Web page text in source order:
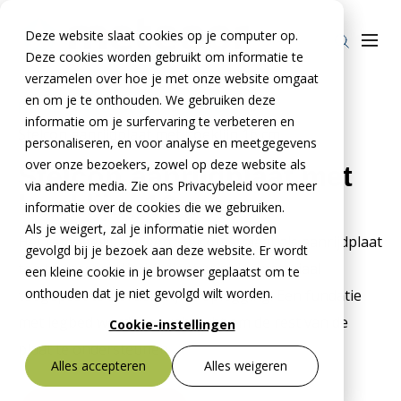
Deze website slaat cookies op je computer op.
Deze cookies worden gebruikt om informatie te
verzamelen over hoe je met onze website omgaat
en om je te onthouden. We gebruiken deze
informatie om je surfervaring te verbeteren en
personaliseren, en voor analyse en meetgegevens
over onze bezoekers, zowel op deze website als
via andere media. Zie ons Privacybeleid voor meer
informatie over de cookies die we gebruiken.
Als je weigert, zal je informatie niet worden
gevolgd bij je bezoek aan deze website. Er wordt
een kleine cookie in je browser geplaatst om te
onthouden dat je niet gevolgd wilt worden.
Cookie-instellingen
Alles accepteren Alles weigeren
Bestekservice Stelcon
Downloads
Producten
Stelcon®
Railcon®
Divicon®
BTE Groep
Onze verhalen
Over ons
Over De Meteoor Beton B.V.
Over Stelcon®
Over Railcon®
Over Divicon®
Contact
Contact Stelcon®
Contact Railcon®
Contact Divicon®
Home »Producten » Stelcon»
Stelcon aanrijdplaat met hoeklijn 16 cm
Stelcon aanrijdplaat met
hoeklijn, 16 cm
Het is mogelijk om een Stelcon A-plaat als aanrijdplaat
toe te passen. Hierbij dient er oplegmateriaal
toegepast te worden bij de oplegging. Een fundatie
met legbed wordt aangebracht om de rest van de
plaat te ondersteunen.